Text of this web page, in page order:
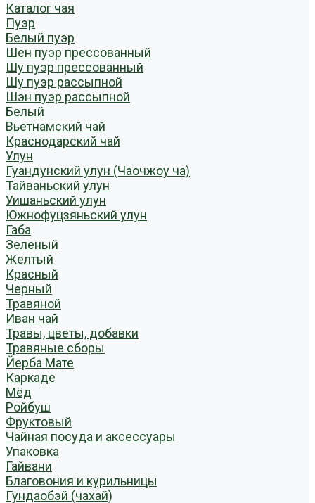
Каталог чая
Пуэр
Белый пуэр
Шен пуэр прессованный
Шу пуэр прессованный
Шу пуэр рассыпной
Шэн пуэр рассыпной
Белый
Вьетнамский чай
Краснодарский чай
Улун
Гуандунский улун (Чаочжоу ча)
Тайваньский улун
Уишаньский улун
Южнофуцзяньский улун
Габа
Зеленый
Желтый
Красный
Черный
Травяной
Иван чай
Травы, цветы, добавки
Травяные сборы
Йерба Мате
Каркаде
Мёд
Ройбуш
Фруктовый
Чайная посуда и аксессуары
Упаковка
Гайвани
Благовония и курильницы
Гундаобэй (чахай)